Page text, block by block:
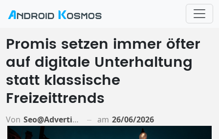
Promis setzen immer öfter
auf digitale Unterhaltung
statt klassische
Freizeittrends
Von Seo@advertiso.de am 26/06/2026